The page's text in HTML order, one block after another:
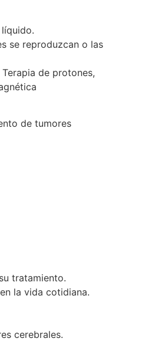
se reproduzcan o las
de protones,
de tumores
tratamiento.
la vida cotidiana.
cerebrales.